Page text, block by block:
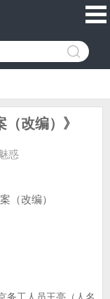
改编）》
惑
编）